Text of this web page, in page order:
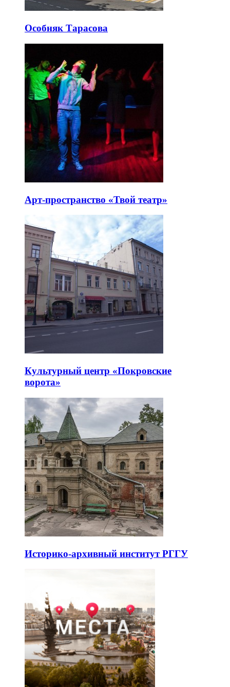
Особняк Тарасова
Арт-пространство «Твой театр»
Культурный центр «Покровские
ворота»
Историко-архивный институт РГГУ